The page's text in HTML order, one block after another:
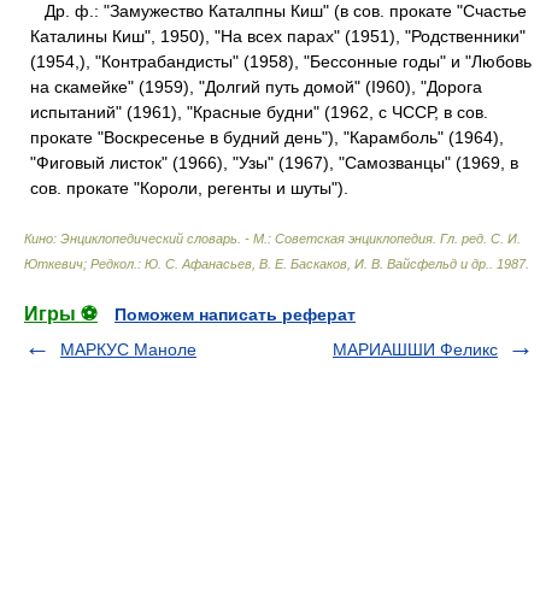
Др. ф.: "Замужество Каталпны Киш" (в сов. прокате "Счастье
Каталины Киш", 1950), "На всех парах" (1951), "Родственники"
(1954,), "Контрабандисты" (1958), "Бессонные годы" и "Любовь
на скамейке" (1959), "Долгий путь домой" (I960), "Дорога
испытаний" (1961), "Красные будни" (1962, с ЧССР, в сов.
прокате "Воскресенье в будний день"), "Карамболь" (1964),
"Фиговый листок" (1966), "Узы" (1967), "Самозванцы" (1969, в
сов. прокате "Короли, регенты и шуты").
Кино: Энциклопедический словарь. - М.: Советская энциклопедия Гл. ред. С. И.
Юткевич; Редкол.: Ю. С. Афанасьев, В. Е. Баскаков, И. В. Вайсфельд и др.
1987.
Игры ⚽
Поможем написать реферат
МАРКУС Маноле
МАРИАШШИ Феликс